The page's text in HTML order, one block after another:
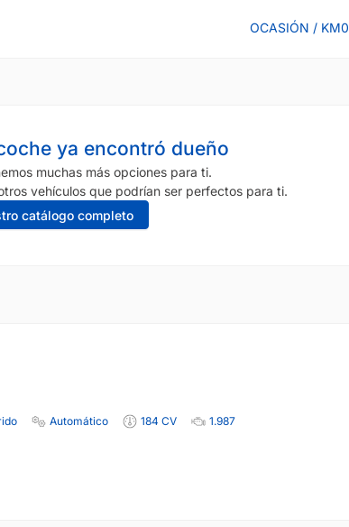
OCASIÓN / KM0
ya encontró dueño
muchas más opciones para ti.
vehículos que podrían ser perfectos para ti.
catálogo completo
Automático 184 CV
1.987